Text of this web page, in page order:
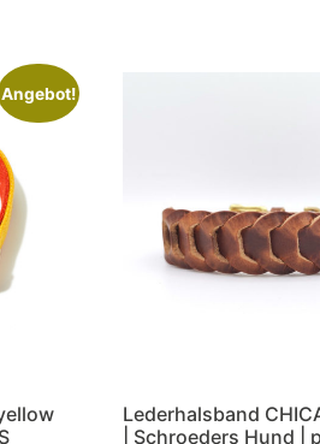
Angebot!
Lederhalsband
| Schroeders Hund |